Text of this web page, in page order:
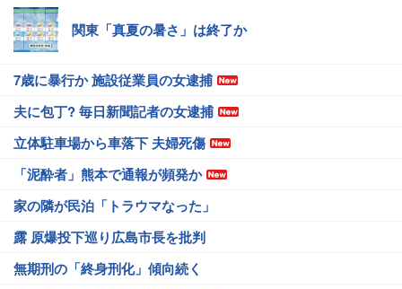
関東「真夏の暑さ」は終了か
7歳に暴行か 施設従業員の女逮捕
夫に包丁? 毎日新聞記者の女逮捕
立体駐車場から車落下 夫婦死傷
「泥酔者」熊本で通報が頻発か
家の隣が民泊「トラウマなった」
露 原爆投下巡り広島市長を批判
無期刑の「終身刑化」傾向続く